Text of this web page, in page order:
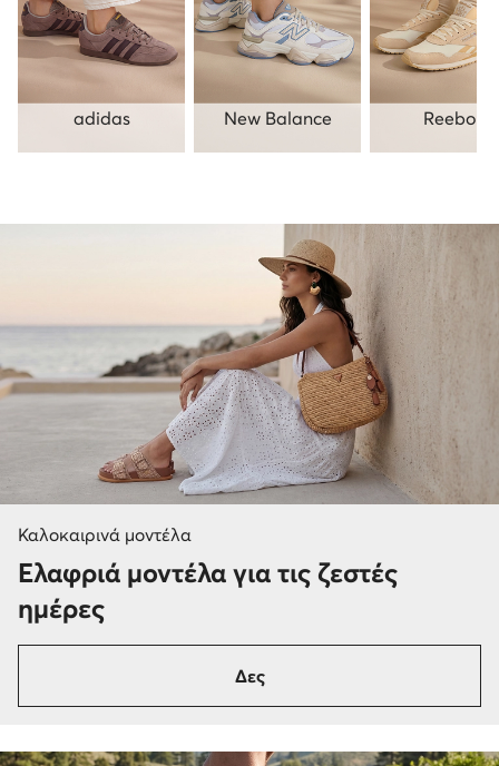
adidas New Balance Reebok
Καλοκαιρινά μοντέλα
Ελαφριά μοντέλα για τις ζεστές
ημέρες
Δες